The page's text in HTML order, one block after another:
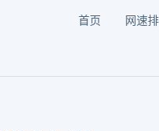
首页 网速